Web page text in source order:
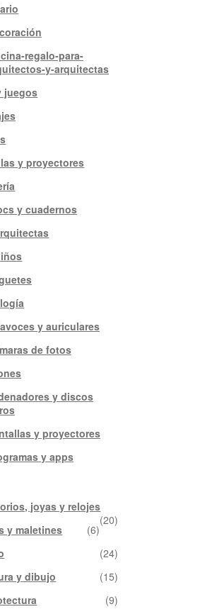
regalo-para-
y-arquitectas
juegos
y proyectores
y cuadernos
y auriculares
de fotos
y discos
y proyectores
y apps
joyas y relojes
(20)
y maletines
(6)
(24)
y dibujo
(15)
(9)